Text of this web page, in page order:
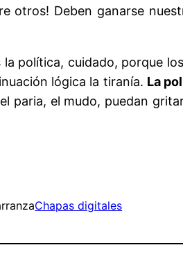
otros! Deben ganarse
la política, cuidado, porque
lógica la tiranía. La
paria, el mudo, puedan
Chapas digitales